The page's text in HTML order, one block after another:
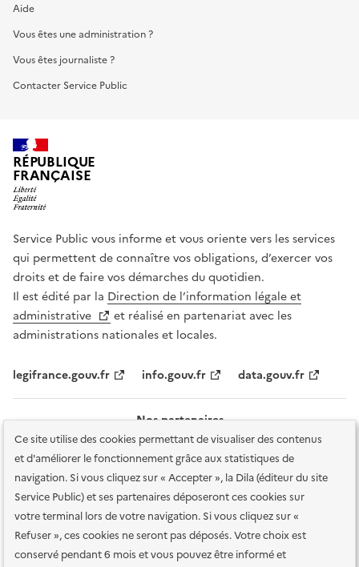
Ce site utilise des cookies permettant de visualiser des contenus
et d'améliorer le fonctionnement grâce aux statistiques de
navigation. Si vous cliquez sur « Accepter », la Dila (éditeur du site
Service Public) et ses partenaires déposeront ces cookies sur
votre terminal lors de votre navigation. Si vous cliquez sur «
Refuser », ces cookies ne seront pas déposés. Votre choix est
conservé pendant 6 mois et vous pouvez être informé et
Aide
Vous êtes une administration ?
Vous êtes journaliste ?
Contacter Service Public
RÉPUBLIQUE
FRANÇAISE
Service Public vous informe et vous oriente vers les services
qui permettent de connaître vos obligations, d’exercer vos
droits et de faire vos démarches du quotidien.
Il est édité par la Direction de l’information légale et
administrative
et réalisé en partenariat avec les
administrations nationales et locales.
legifrance.gouv.fr info.gouv.fr data.gouv.fr
Nos partenaires
Plan du site Accessibilité : totalement conforme
Accessibilité des
services en ligne Mentions légales Données personnelles et sécurité